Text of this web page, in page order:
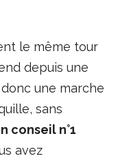
le même tour
depuis une
une marche
sans
conseil n°1
avez